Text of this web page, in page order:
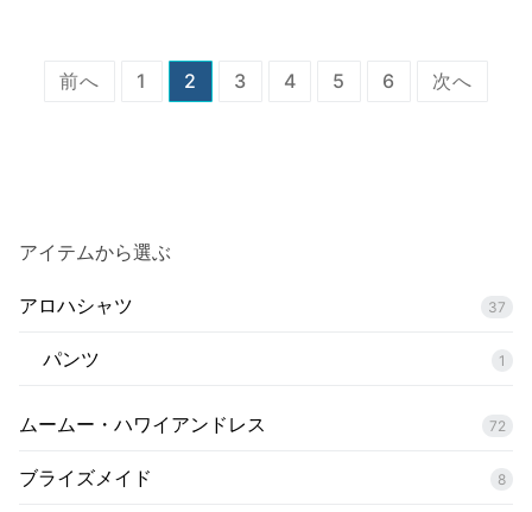
ゲ
ー
シ
ョ
前へ 1 2 3 4 5 6 次へ
アイテムから選ぶ
アロハシャツ 37
パンツ 1
ムームー・ハワイアンドレス 72
ブライズメイド 8